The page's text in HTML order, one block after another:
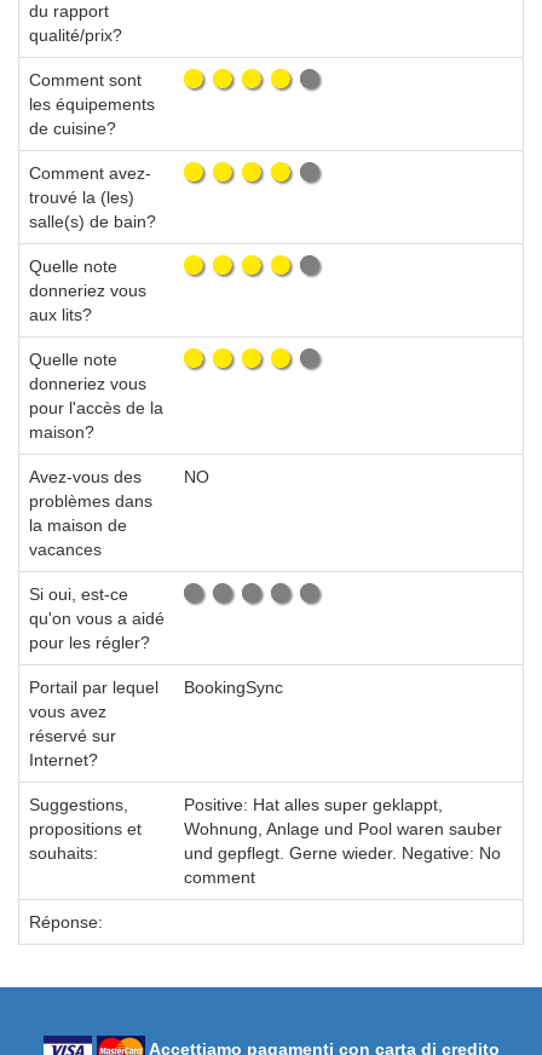
du rapport
qualité/prix?
Comment sont
les équipements
de cuisine?
Comment avez-
trouvé la (les)
salle(s) de bain?
Quelle note
donneriez vous
aux lits?
Quelle note
donneriez vous
pour l'accès de la
maison?
Avez-vous des
problèmes dans
la maison de
vacances
NO
Si oui, est-ce
qu'on vous a aidé
pour les régler?
Portail par lequel
vous avez
réservé sur
Internet?
BookingSync
Suggestions,
propositions et
souhaits:
Positive: Hat alles super geklappt,
Wohnung, Anlage und Pool waren sauber
und gepflegt. Gerne wieder. Negative: No
comment
Réponse:
Accettiamo pagamenti con carta di credito